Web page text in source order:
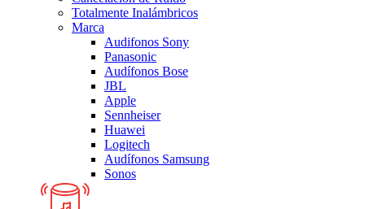
Totalmente Inalámbricos
Marca
Audifonos Sony
Panasonic
Audífonos Bose
JBL
Apple
Sennheiser
Huawei
Logitech
Audífonos Samsung
Sonos